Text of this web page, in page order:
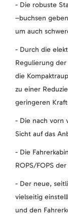
- Die robuste
–buchsen
um auch
- Durch die
Regulierung
die
zu einer
geringeren
- Die nach vorn
Sicht auf das
- Die
ROPS/FOPS
- Der neue,
vielseitig
und den